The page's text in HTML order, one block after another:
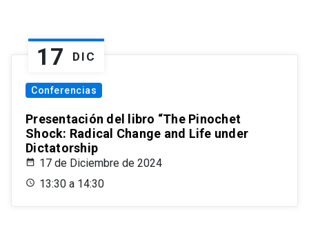
17 DIC
Conferencias
Presentación del libro “The Pinochet
Shock: Radical Change and Life under
Dictatorship
17 de Diciembre de 2024
13:30 a 14:30